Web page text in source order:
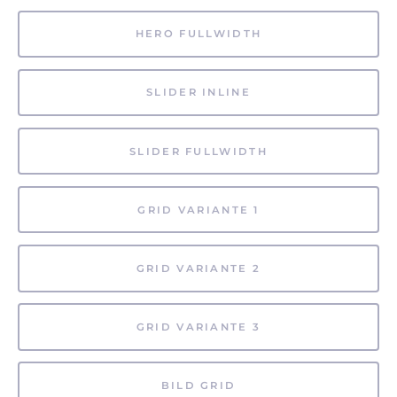
HERO FULLWIDTH
SLIDER INLINE
SLIDER FULLWIDTH
GRID VARIANTE 1
GRID VARIANTE 2
GRID VARIANTE 3
BILD GRID